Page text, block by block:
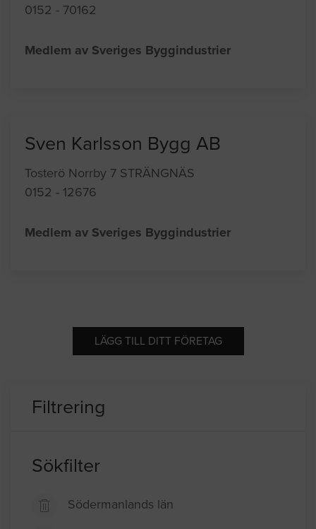
0152 - 70162
Medlem av Sveriges Byggindustrier
Sven Karlsson Bygg AB
Tosterö Norrby 7 STRÄNGNÄS
0152 - 12676
Medlem av Sveriges Byggindustrier
LÄGG TILL DITT FÖRETAG
Filtrering
Sökfilter
Södermanlands län